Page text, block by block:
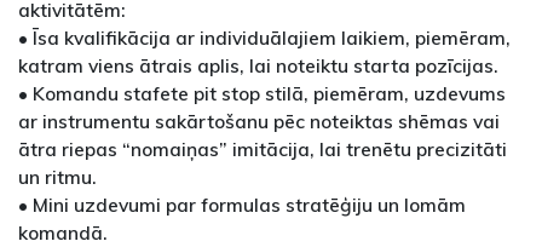
aktivitātēm:
• Īsa kvalifikācija ar individuālajiem laikiem, piemēram,
katram viens ātrais aplis, lai noteiktu starta pozīcijas.
• Komandu stafete pit stop stilā, piemēram, uzdevums
ar instrumentu sakārtošanu pēc noteiktas shēmas vai
ātra riepas “nomaiņas” imitācija, lai trenētu precizitāti
un ritmu.
• Mini uzdevumi par formulas stratēģiju un lomām
komandā.